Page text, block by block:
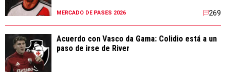
MERCADO DE PASES 2026 269
Acuerdo con Vasco da Gama: Colidio está a un
paso de irse de River